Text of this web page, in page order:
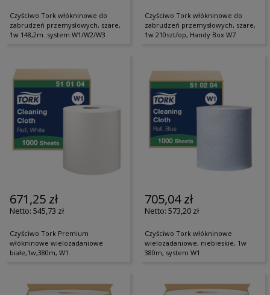
Czyściwo Tork włókninowe do
zabrudzeń przemysłowych, szare,
1w 148,2m. system W1/W2/W3
Czyściwo Tork włókninowe do
zabrudzeń przemysłowych, szare,
1w 210szt/op, Handy Box W7
671,25 zł
545,73 zł
Czyściwo Tork Premium
włókninowe wielozadaniowe
białe,1w,380m, W1
705,04 zł
573,20 zł
Czyściwo Tork włókninowe
wielozadaniowe, niebieskie, 1w
380m, system W1